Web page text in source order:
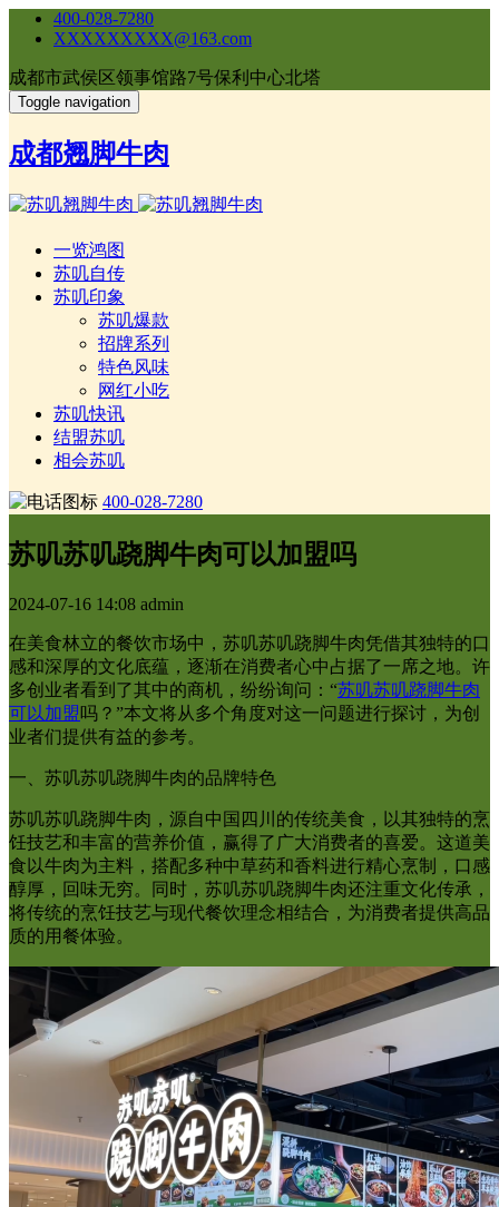
400-028-7280
XXXXXXXXX@163.com
成都市武侯区领事馆路7号保利中心北塔
Toggle navigation
成都翘脚牛肉
一览鸿图
苏叽自传
苏叽印象
苏叽爆款
招牌系列
特色风味
网红小吃
苏叽快讯
结盟苏叽
相会苏叽
400-028-7280
苏叽苏叽跷脚牛肉可以加盟吗
2024-07-16 14:08 admin
在美食林立的餐饮市场中，苏叽苏叽跷脚牛肉凭借其独特的口
感和深厚的文化底蕴，逐渐在消费者心中占据了一席之地。许
多创业者看到了其中的商机，纷纷询问：“苏叽苏叽跷脚牛肉
可以加盟 吗？”本文将从多个角度对这一问题进行探讨，为创
业者们提供有益的参考。
一、苏叽苏叽跷脚牛肉的品牌特色
苏叽苏叽跷脚牛肉，源自中国四川的传统美食，以其独特的烹
饪技艺和丰富的营养价值，赢得了广大消费者的喜爱。这道美
食以牛肉为主料，搭配多种中草药和香料进行精心烹制，口感
醇厚，回味无穷。同时，苏叽苏叽跷脚牛肉还注重文化传承，
将传统的烹饪技艺与现代餐饮理念相结合，为消费者提供高品
质的用餐体验。